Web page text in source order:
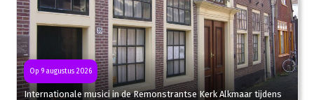
Op 9 augustus 2026
Internationale musici in de Remonstrantse Kerk Alkmaar tijdens